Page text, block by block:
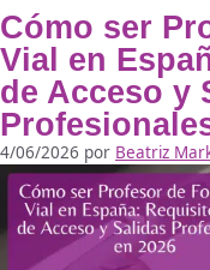
El
de
para el
5/06/2026 por